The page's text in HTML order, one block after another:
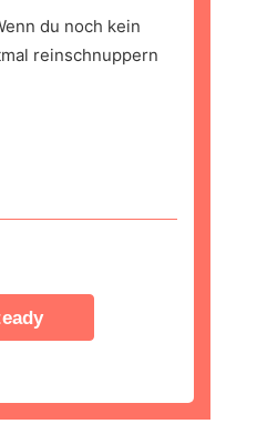
du noch kein
reinschnuppern